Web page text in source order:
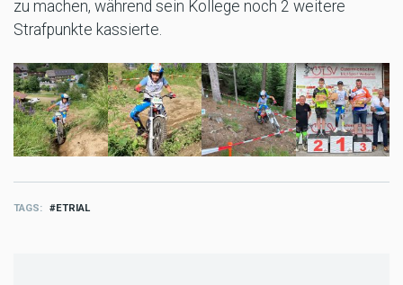
zu machen, während sein Kollege noch 2 weitere
Strafpunkte kassierte.
TAGS ETRIAL